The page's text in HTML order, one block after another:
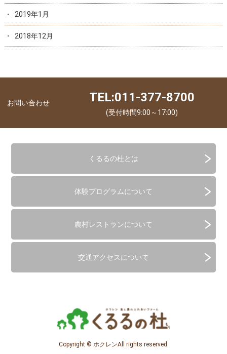
2019年1月
2018年12月
お問い合わせ TEL:011-377-8700
(受付時間9:00～17:00)
くるるの杜とは
体験プログラムについて
農村レストランについて
交通アクセスについて
Copyright © ホクレンAll rights reserved.